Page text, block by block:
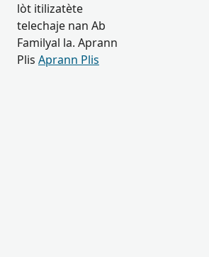
lòt itilizatète
telechaje nan Ab
Familyal la. Aprann
Plis Aprann Plis